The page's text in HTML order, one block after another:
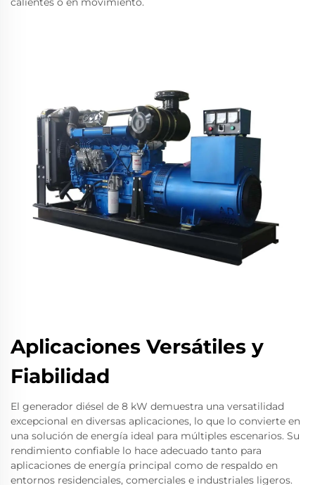
Aplicaciones Versátiles y
Fiabilidad
El generador diésel de 8 kW demuestra una versatilidad
excepcional en diversas aplicaciones, lo que lo convierte en
una solución de energía ideal para múltiples escenarios. Su
rendimiento confiable lo hace adecuado tanto para
aplicaciones de energía principal como de respaldo en
entornos residenciales, comerciales e industriales ligeros.